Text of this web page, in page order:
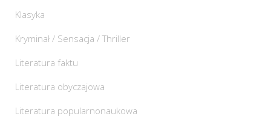
Klasyka
Kryminał / Sensacja / Thriller
Literatura faktu
Literatura obyczajowa
Literatura popularnonaukowa